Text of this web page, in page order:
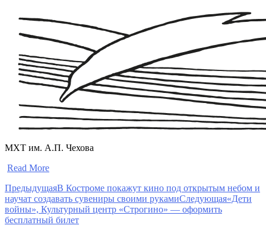
МХТ им. А.П. Чехова
Read More
ПредыдущаяВ Костроме покажут кино под открытым небом и
научат создавать сувениры своими рукамиСледующая«Дети
войны», Культурный центр «Строгино» — оформить
бесплатный билет